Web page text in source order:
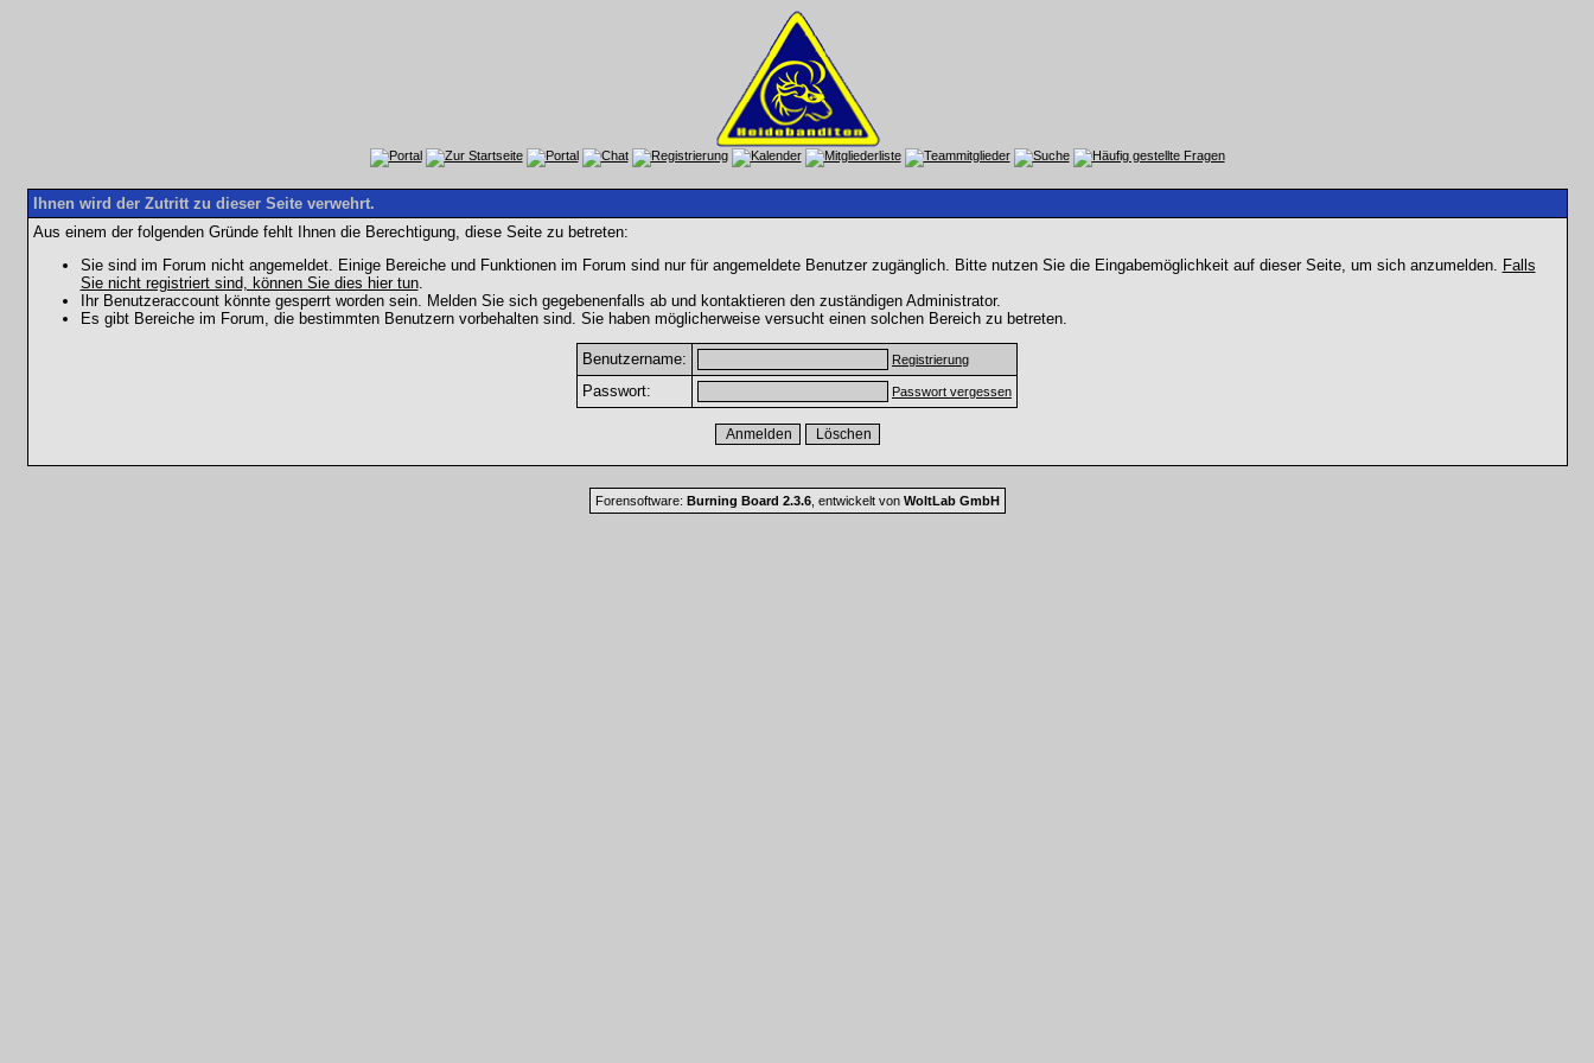
Ihnen wird der Zutritt zu dieser Seite verwehrt.
Aus einem der folgenden Gründe fehlt Ihnen die Berechtigung, diese Seite zu betreten:
Sie sind im Forum nicht angemeldet. Einige Bereiche und Funktionen im Forum sind nur für angemeldete Benutzer zugänglich. Bitte nutzen Sie die Eingabemöglichkeit auf dieser Seite, um sich anzumelden. Falls
Sie nicht registriert sind, können Sie dies hier tun.
Ihr Benutzeraccount könnte gesperrt worden sein. Melden Sie sich gegebenenfalls ab und kontaktieren den zuständigen Administrator.
Es gibt Bereiche im Forum, die bestimmten Benutzern vorbehalten sind. Sie haben möglicherweise versucht einen solchen Bereich zu betreten.
Benutzername: Registrierung
Passwort: Passwort vergessen
Forensoftware: Burning Board 2.3.6, entwickelt von WoltLab GmbH